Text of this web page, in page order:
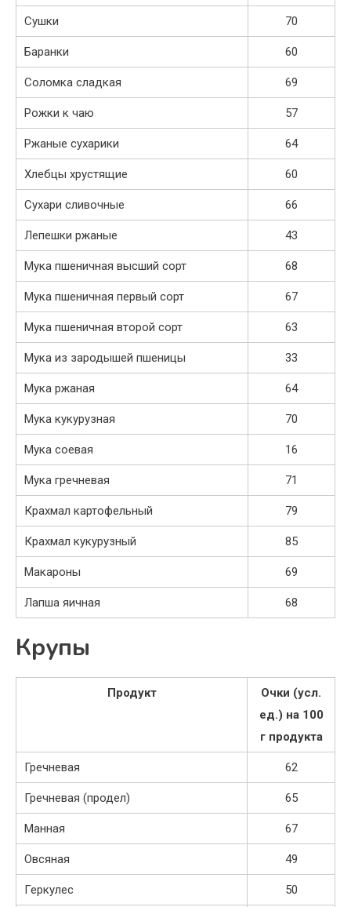
Сушки 70
Баранки 60
Соломка сладкая 69
Рожки к чаю 57
Ржаные сухарики 64
Хлебцы хрустящие 60
Сухари сливочные 66
Лепешки ржаные 43
Мука пшеничная высший сорт 68
Мука пшеничная первый сорт 67
Мука пшеничная второй сорт 63
Мука из зародышей пшеницы 33
Мука ржаная 64
Мука кукурузная 70
Мука соевая 16
Мука гречневая 71
Крахмал картофельный 79
Крахмал кукурузный 85
Макароны 69
Лапша яичная 68
Крупы
Продукт
Очки (усл.
ед.) на 100
г продукта
Гречневая 62
Гречневая (продел) 65
Манная 67
Овсяная 49
Геркулес 50